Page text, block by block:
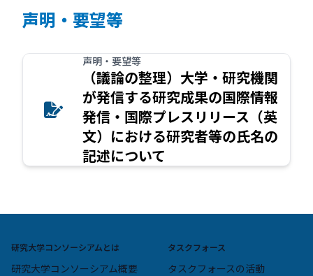
声明・要望等
声明・要望等
（議論の整理）大学・研究機関
が発信する研究成果の国際情報
発信・国際プレスリリース（英
文）における研究者等の氏名の
記述について
研究大学コンソーシアムとは
研究大学コンソーシアム概要
タスクフォース
タスクフォースの活動